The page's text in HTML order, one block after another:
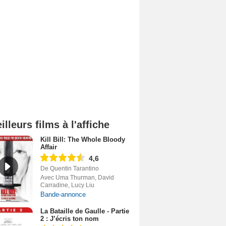
films à l'affiche
Kill Bill: The Whole Bloody
Affair
4,6
De Quentin Tarantino
Avec Uma Thurman, David
Carradine, Lucy Liu
Bande-annonce
La Bataille de Gaulle - Partie
2 : J’écris ton nom